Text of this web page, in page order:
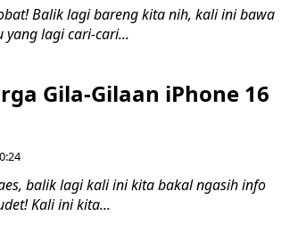
Balik lagi bareng kita nih, kali ini bawa
lagi cari-cari...
Gila-Gilaan iPhone 16
balik lagi kali ini kita bakal ngasih info
Kali ini kita...